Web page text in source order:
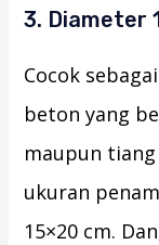
3. Diameter
Cocok
beton yang
maupun
ukuran
15×20 cm.